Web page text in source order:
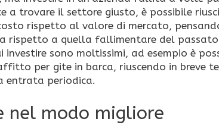
a trovare il settore giusto, è possibile
rispetto al valore di mercato,
rispetto a quella fallimentare del
investire sono moltissimi, ad esempio è
per gite in barca, riuscendo in breve
entrata periodica.
nel modo migliore